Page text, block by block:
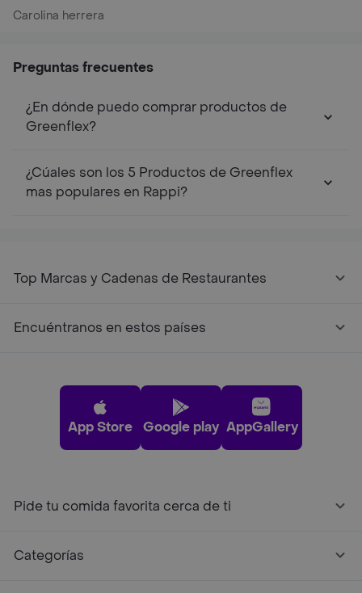
Carolina herrera
Preguntas frecuentes
¿En dónde puedo comprar productos de
Greenflex?
¿Cúales son los 5 Productos de Greenflex
mas populares en Rappi?
Top Marcas y Cadenas de Restaurantes
Encuéntranos en estos países
App Store Google play AppGallery
Pide tu comida favorita cerca de ti
Categorías